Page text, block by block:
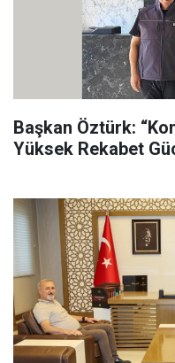
Başkan Öztürk:
Yüksek Rekabet